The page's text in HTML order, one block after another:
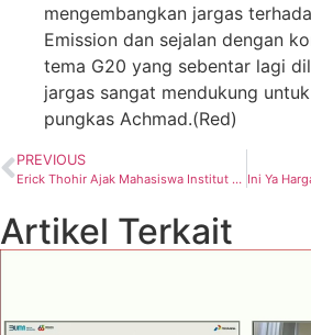
mengembangkan jargas
Emission dan sejalan dengan
tema G20 yang sebentar lagi
jargas sangat mendukung
pungkas Achmad.(Red)
PREVIOUS
Erick Thohir Ajak Mahasiswa Institut Teknologi PLN Berkontribusi Bersama BUMN
Artikel Terkait